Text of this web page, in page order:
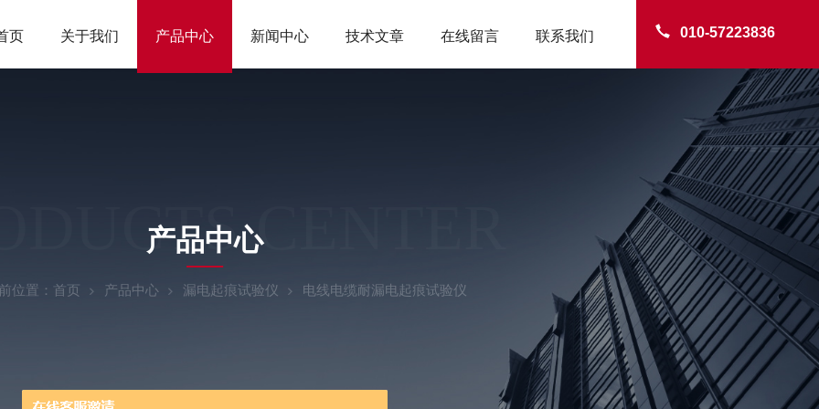
010-57223836
页 关于我们 产品中心 新闻中心 技术文章 在线留言 联系我们
CENTER
产品中心
位置： 首页 产品中心 漏电起痕试验仪 电线电缆耐漏电起痕试验仪